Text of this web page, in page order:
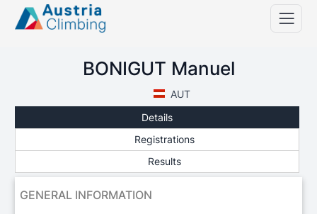
BONIGUT Manuel
AUT
Details
Registrations
Results
GENERAL INFORMATION